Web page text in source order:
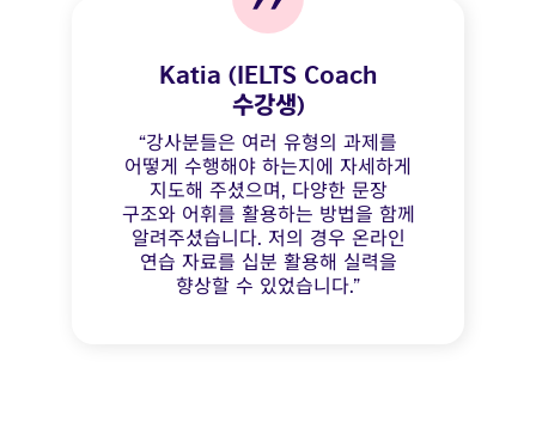
Katia (IELTS Coach
수강생)
“강사분들은 여러 유형의 과제를
어떻게 수행해야 하는지에 자세하게
지도해 주셨으며, 다양한 문장
구조와 어휘를 활용하는 방법을 함께
알려주셨습니다. 저의 경우 온라인
연습 자료를 십분 활용해 실력을
향상할 수 있었습니다.”